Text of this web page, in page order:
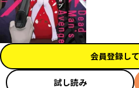
会員登録し
試し読み